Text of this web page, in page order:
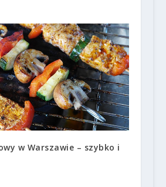
w Warszawie – szybko i